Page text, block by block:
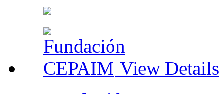
View Details